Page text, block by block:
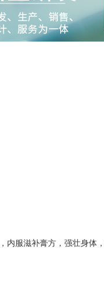
服滋补膏方，强壮身体